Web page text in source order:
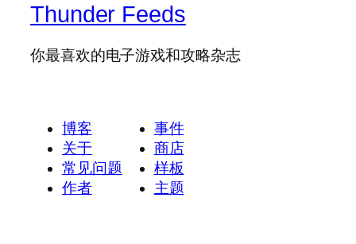
Thunder Feeds
你最喜欢的电子游戏和攻略杂志
博客
关于
常见问题
作者
事件
商店
样板
主题